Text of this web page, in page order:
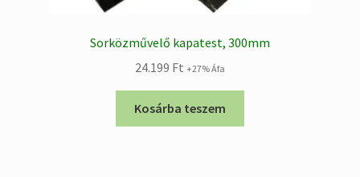
Sorközművelő kapatest, 300mm
24.199 Ft +27% Áfa
Kosárba teszem